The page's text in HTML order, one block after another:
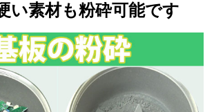
い素材も粉砕可能です